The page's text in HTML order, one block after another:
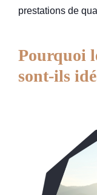
prestations de
Pourquoi
sont-ils